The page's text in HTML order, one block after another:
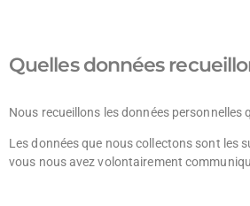
Quelles données
Nous recueillons les données
Les données que nous collectons sont les
vous nous avez volontairement